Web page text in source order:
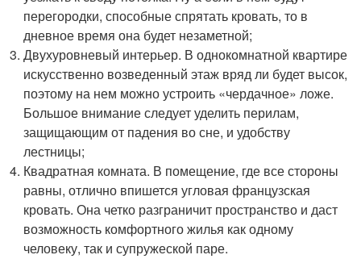
перегородки, способные спрятать кровать, то в
дневное время она будет незаметной;
Двухуровневый интерьер. В однокомнатной квартире
искусственно возведенный этаж вряд ли будет высок,
поэтому на нем можно устроить «чердачное» ложе.
Большое внимание следует уделить перилам,
защищающим от падения во сне, и удобству
лестницы;
Квадратная комната. В помещение, где все стороны
равны, отлично впишется угловая французская
кровать. Она четко разграничит пространство и даст
возможность комфортного жилья как одному
человеку, так и супружеской паре.